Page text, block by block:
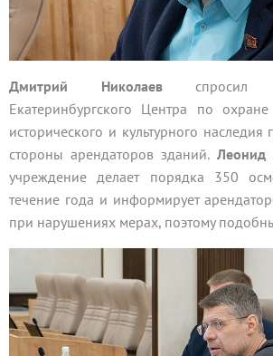
Дмитрий Николаевспросил
Екатеринбургского Центра по
исторического и культурного
стороны арендаторов зданий. Леонид
учреждение делает порядка 350
течение года и информирует
при нарушениях мерах, поэтому